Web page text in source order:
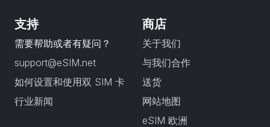
支持
需要帮助或者有疑问？
support@eSIM.net
如何设置和使用双 SIM 卡
行业新闻
商店
关于我们
与我们合作
送货
网站地图
eSIM 欧洲